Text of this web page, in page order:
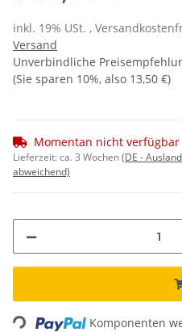
inkl. 19% USt. ,
Versand
Unverbindliche
(Sie sparen 10%, also 13,50 €)
Momentan nicht verfügbar
Lieferzeit:ca. 3 Wochen(DE - Ausland
abweichend)
Loading... Komponenten